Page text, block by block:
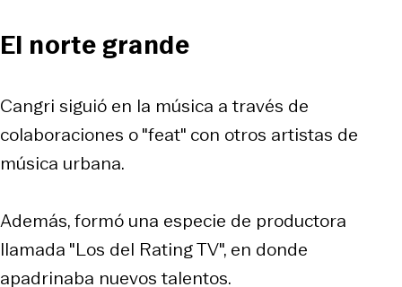
El norte grande
Cangri siguió en la música a través de
colaboraciones o "feat" con otros artistas de
música urbana.
Además, formó una especie de productora
llamada "Los del Rating TV", en donde
apadrinaba nuevos talentos.